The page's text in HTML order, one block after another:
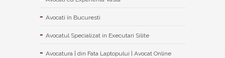
Avocati în Bucuresti
Avocatul Specializat in Executari Silite
Avocatura | din Fata Laptopului | Avocat Online